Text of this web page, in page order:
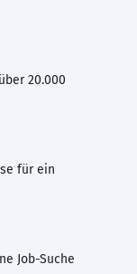
20.000
für ein
Job-Suche